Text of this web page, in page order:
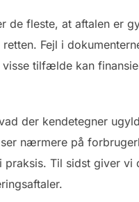
de fleste, at aftalen er
Fejl i
tilfælde kan
der kendetegner
nærmere på
praksis. Til sidst giver